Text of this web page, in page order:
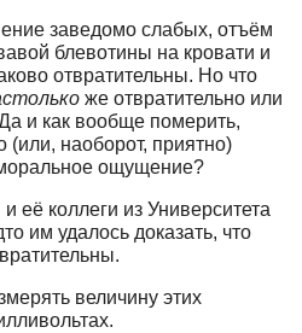
заведомо слабых, отъём
блевотины на кровати и
отвратительны. Но что
же отвратительно или
и как вообще померить,
(или, наоборот, приятно)
ощущение?
её коллеги из Университета
им удалось доказать, что
величину этих